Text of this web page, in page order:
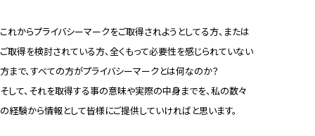
これからプライバシーマークをご取得されようとしてる方、または
ご取得を検討されている方、全くもって必要性を感じられていない
方まで、すべての方がプライバシーマークとは何なのか？
そして、それを取得する事の意味や実際の中身までを、私の数々
の経験から情報として皆様にご提供していければと思います。